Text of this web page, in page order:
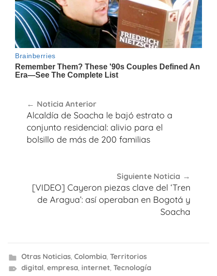
de
entradas
Noticia Anterior
Alcaldía de Soacha le bajó estrato a
conjunto residencial: alivio para el
bolsillo de más de 200 familias
Siguiente Noticia
[VIDEO] Cayeron piezas clave del ‘Tren
de Aragua’: así operaban en Bogotá y
Soacha
Otras Noticias, Colombia, Territorios
digital, empresa, internet, Tecnología